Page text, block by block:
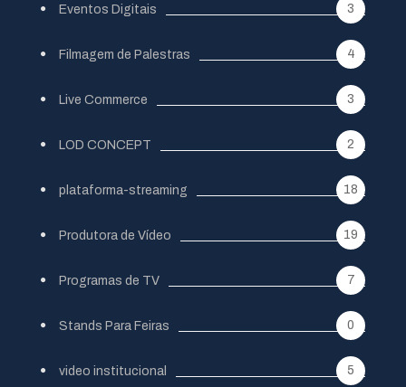
Eventos Digitais 3
Filmagem de Palestras 4
Live Commerce 3
LOD CONCEPT 2
plataforma-streaming 18
Produtora de Vídeo 19
Programas de TV 7
Stands Para Feiras 0
video institucional 5